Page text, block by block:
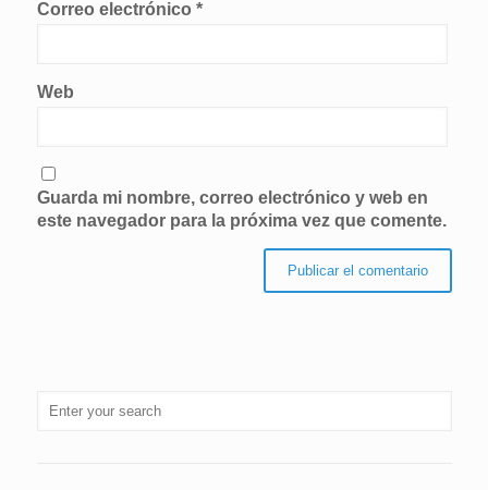
Correo electrónico *
Web
Guarda mi nombre, correo electrónico y web en
este navegador para la próxima vez que comente.